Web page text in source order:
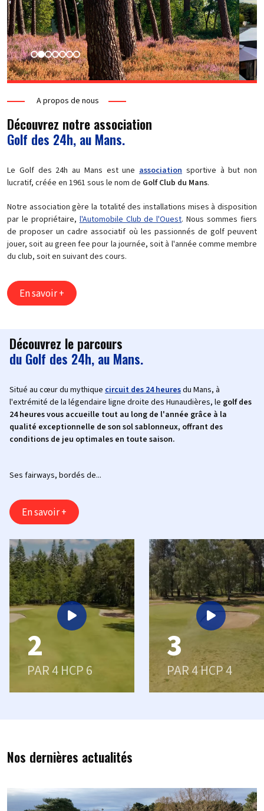
A propos de nous
Découvrez notre association
Golf des 24h, au Mans.
Le Golf des 24h au Mans est une association sportive à but non
lucratif, créée en 1961 sous le nom de Golf Club du Mans.
Notre association gère la totalité des installations mises à disposition
par le propriétaire,l'Automobile Club de l'Ouest. Nous sommes fiers
de proposer un cadre associatif où les passionnés de golf peuvent
jouer, soit au green fee pour la journée, soit à l'année comme membre
du club, soit en suivant des cours.
En savoir +
Découvrez le parcours
du Golf des 24h, au Mans.
Situé au cœur du mythique circuit des 24 heuresdu Mans, à
l'extrémité de la légendaire ligne droite des Hunaudières, le golf des
24 heures vous accueille tout au long de l'année grâce à la
qualité exceptionnelle de son sol sablonneux, offrant des
conditions de jeu optimales en toute saison.
Ses fairways, bordés de...
En savoir +
2
PAR 4 HCP 6
3
PAR 4 HCP 4
‹›
Nos dernières actualités